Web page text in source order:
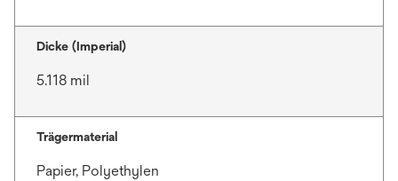
Dicke (Imperial)
5.118 mil
Trägermaterial
Papier, Polyethylen